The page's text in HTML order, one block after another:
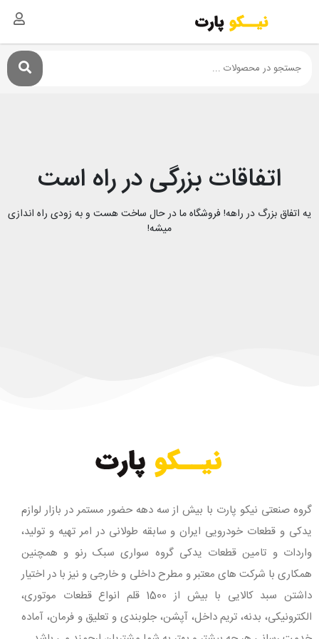
اتفاقات بزرگی در راه است
یه اتفاق بزرگ در راهه! فروشگاه ما در حال ساخت هست و به زودی راه اندازی
میشه!
گروه صنعتی نیکو پارت با بیش از سه دهه حضور مستمر در بازار لوازم
یدکی و قطعات خودرویی ایران و سابقه طولانی در امر تهیه و تولید،
واردات و تامین قطعات یدکی گروه سواری سبک رنو و همچنین
همکاری با شرکت های معتبر و مطرح داخلی و خارجی و نیز با در اختیار
داشتن سبد کالایی با بیش از 1500 قلم انواع قطعات موتوری،
الکترونیکی، بدنه، تریم داخل، آپشن، جلوبندی و تعلیق و فرمان، آماده